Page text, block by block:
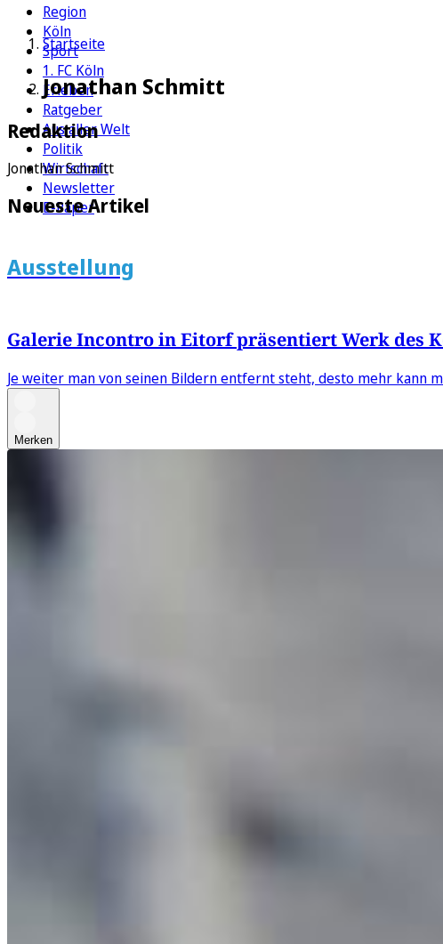
Region
Köln
Sport
1. FC Köln
Erleben
Ratgeber
Aus aller Welt
Politik
Wirtschaft
Newsletter
E-Paper
Startseite
Jonathan Schmitt
Redaktion
Jonathan Schmitt
Neueste Artikel
Ausstellung
Galerie Incontro in Eitorf präsentiert Werk des
Je weiter man von seinen Bildern entfernt steht, desto mehr kann
Merken